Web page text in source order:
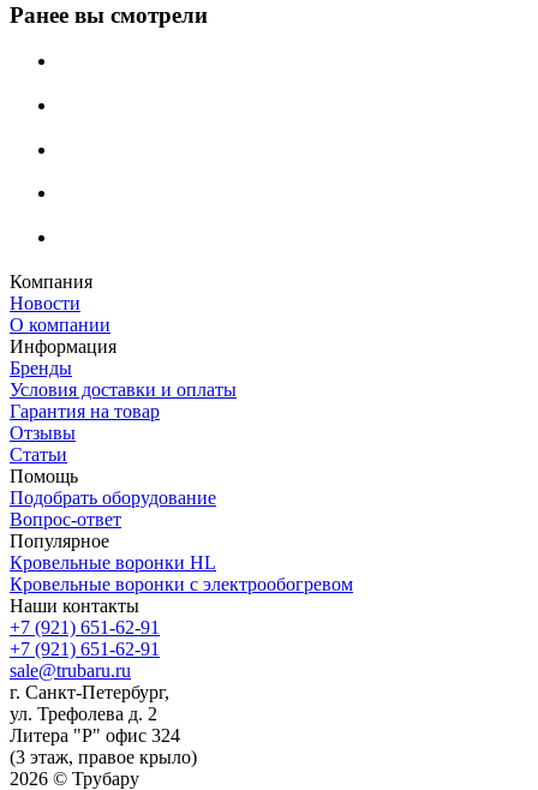
Ранее вы смотрели
Компания
Новости
О компании
Информация
Бренды
Условия доставки и оплаты
Гарантия на товар
Отзывы
Статьи
Помощь
Подобрать оборудование
Вопрос-ответ
Популярное
Кровельные воронки HL
Кровельные воронки с электрообогревом
Наши контакты
+7 (921) 651-62-91
+7 (921) 651-62-91
sale@trubaru.ru
г. Санкт-Петербург,
ул. Трефолева д. 2
Литера "Р" офис 324
(3 этаж, правое крыло)
2026 © Трубару